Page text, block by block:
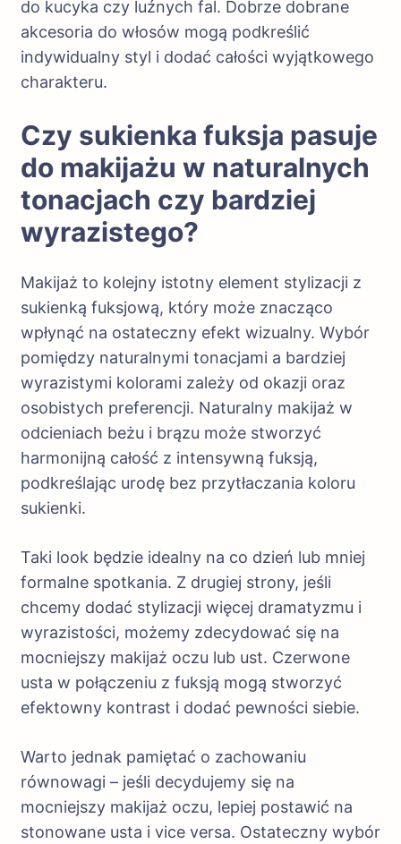
do kucyka czy luźnych fal. Dobrze dobrane
akcesoria do włosów mogą podkreślić
indywidualny styl i dodać całości wyjątkowego
charakteru.
Czy sukienka fuksja pasuje
do makijażu w naturalnych
tonacjach czy bardziej
wyrazistego?
Makijaż to kolejny istotny element stylizacji z
sukienką fuksjową, który może znacząco
wpłynąć na ostateczny efekt wizualny. Wybór
pomiędzy naturalnymi tonacjami a bardziej
wyrazistymi kolorami zależy od okazji oraz
osobistych preferencji. Naturalny makijaż w
odcieniach beżu i brązu może stworzyć
harmonijną całość z intensywną fuksją,
podkreślając urodę bez przytłaczania koloru
sukienki.
Taki look będzie idealny na co dzień lub mniej
formalne spotkania. Z drugiej strony, jeśli
chcemy dodać stylizacji więcej dramatyzmu i
wyrazistości, możemy zdecydować się na
mocniejszy makijaż oczu lub ust. Czerwone
usta w połączeniu z fuksją mogą stworzyć
efektowny kontrast i dodać pewności siebie.
Warto jednak pamiętać o zachowaniu
równowagi – jeśli decydujemy się na
mocniejszy makijaż oczu, lepiej postawić na
stonowane usta i vice versa. Ostateczny wybór